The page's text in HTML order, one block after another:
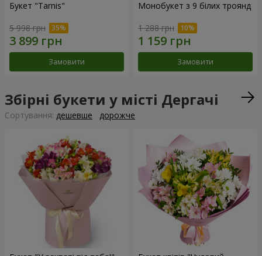
Букет "Tarnis"
5 998 грн
Замовити
Монобукет з 9 білих троянд
1 288 грн
Замовити
Збірні букети у місті Дергачі
Сортування: дешевше дорожче